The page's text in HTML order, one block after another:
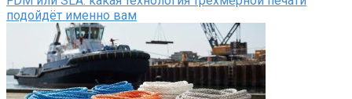
подойдёт именно вам